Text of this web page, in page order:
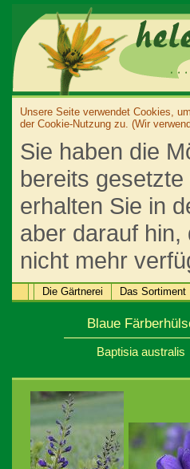
Unsere Seite verwendet Cookies,
der Cookie-Nutzung zu. (Wir
Sie haben die
bereits
erhalten Sie in
aber darauf
nicht mehr
Die Gärtnerei Das Sortiment
Blaue
Baptisia australis